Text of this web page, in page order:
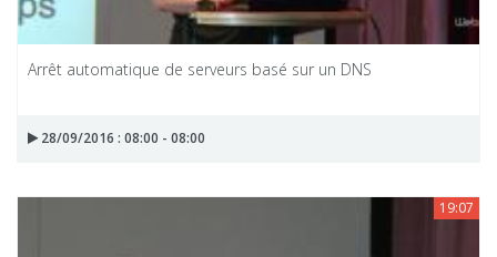
Arrêt automatique de serveurs basé sur un DNS
28/09/2016 : 08:00 - 08:00
19:07